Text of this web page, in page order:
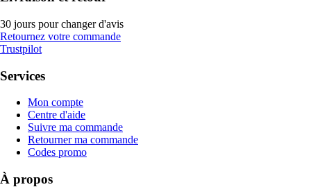
30 jours pour changer d'avis
Retournez votre commande
Trustpilot
Services
Mon compte
Centre d'aide
Suivre ma commande
Retourner ma commande
Codes promo
À propos